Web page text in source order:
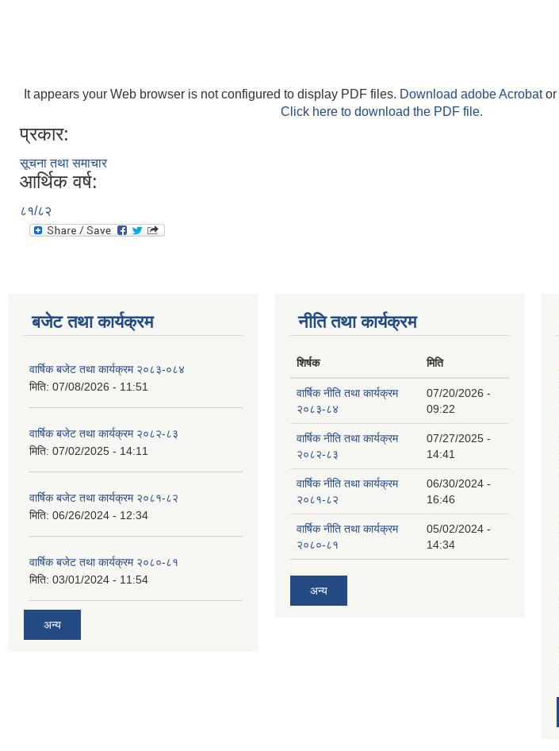
It appears your Web browser is not configured to display PDF files. Download adobe Acrobator
Click here to download the PDF file.
प्रकार:
सूचना तथा समाचार
आर्थिक वर्ष:
८१/८२
बजेट तथा कार्यक्रम
वार्षिक बजेट तथा कार्यक्रम २०८३-०८४
मिति: 07/08/2026 - 11:51
वार्षिक बजेट तथा कार्यक्रम २०८२-८३
मिति: 07/02/2025 - 14:11
वार्षिक बजेट तथा कार्यक्रम २०८१-८२
मिति: 06/26/2024 - 12:34
वार्षिक बजेट तथा कार्यक्रम २०८०-८१
मिति: 03/01/2024 - 11:54
अन्य
नीति तथा कार्यक्रम
शिर्षक मिति
वार्षिक नीति तथा कार्यक्रम
२०८३-८४
07/20/2026 -
09:22
वार्षिक नीति तथा कार्यक्रम
२०८२-८३
07/27/2025 -
14:41
वार्षिक नीति तथा कार्यक्रम
२०८१-८२
06/30/2024 -
16:46
वार्षिक नीति तथा कार्यक्रम
२०८०-८१
05/02/2024 -
14:34
अन्य